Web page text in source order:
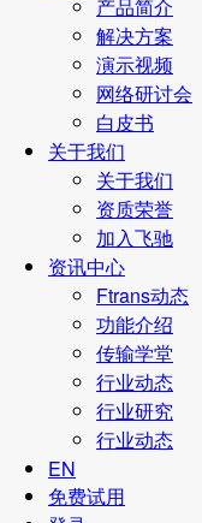
产品简介
解决方案
演示视频
网络研讨会
白皮书
关于我们
关于我们
资质荣誉
加入飞驰
资讯中心
Ftrans动态
功能介绍
传输学堂
行业动态
行业研究
行业动态
EN
免费试用